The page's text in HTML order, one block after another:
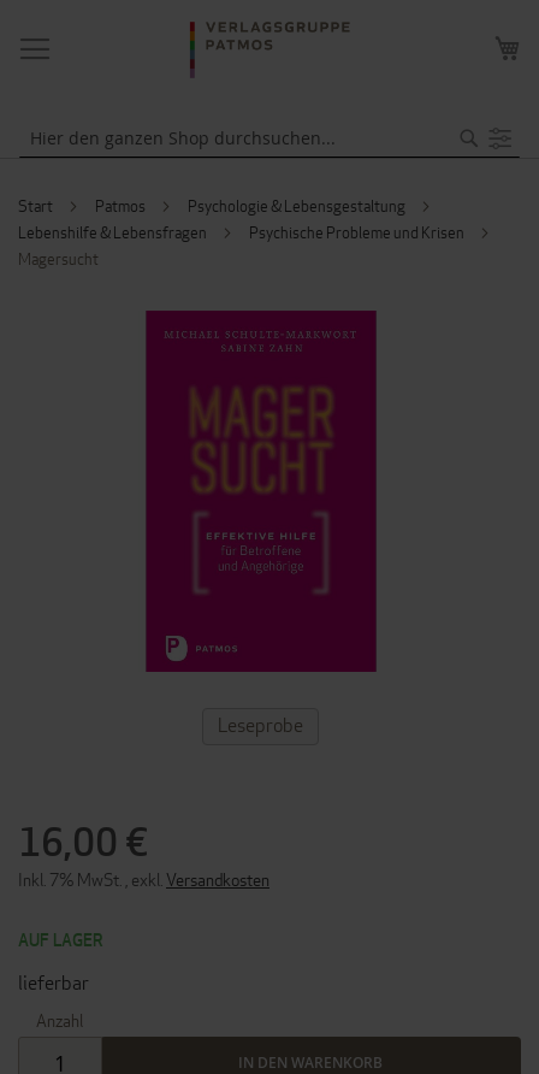
NAVIGATION
UMSCHALTEN
Start Patmos
Psychologie & Lebensgestaltung
Lebenshilfe & Lebensfragen
Psychische Probleme und Krisen
Magersucht
16,00 €
Inkl. 7% MwSt. exkl. Versandkosten
AUF LAGER
lieferbar
Anzahl
IN DEN WARENKORB
ENDE
DER
SPRINGEN
ZUM
ANFANG
Leseprobe